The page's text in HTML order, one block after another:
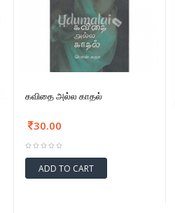
கவிதை அல்ல காதல்
30.00
ADD TO CART